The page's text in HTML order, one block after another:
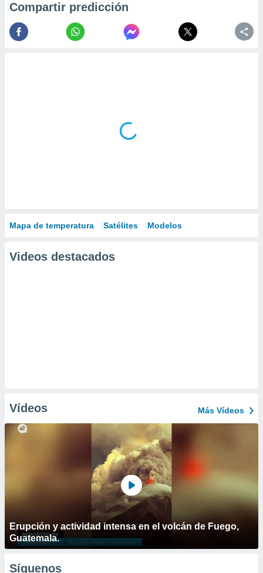
Compartir predicción
Mapa de temperatura Satélites Modelos
Videos destacados
Vídeos Más Vídeos
Erupción y actividad intensa en el volcán de Fuego,
Guatemala.
Síguenos